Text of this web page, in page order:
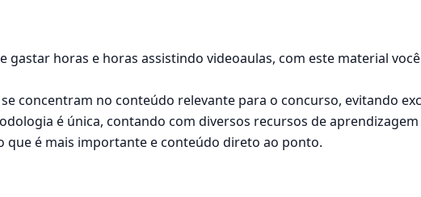
gastar horas e horas assistindo videoaulas, com este material
concentram no conteúdo relevante para o concurso, evitando
é única, contando com diversos recursos de
que é mais importante e conteúdo direto ao ponto.